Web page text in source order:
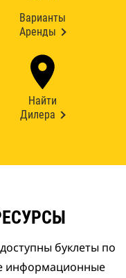
Варианты
Аренды
Найти
Дилера
буклеты по
информационные